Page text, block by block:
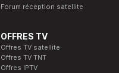
Forum réception satellite
OFFRES TV
Offres TV satellite
Offres TV TNT
Offres IPTV